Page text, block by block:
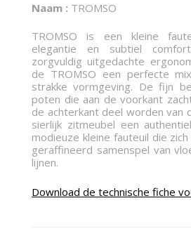
Naam : TROMSO
TROMSO is een kleine
elegantie en subtiel
zorgvuldig uitgedachte
de TROMSO een perfecte
strakke vormgeving. De fijn
poten die aan de voorkant
de achterkant deel worden van
sierlijk zitmeubel een
modieuze kleine fauteuil die
geraffineerd samenspel van
lijnen.
Download de technische fiche